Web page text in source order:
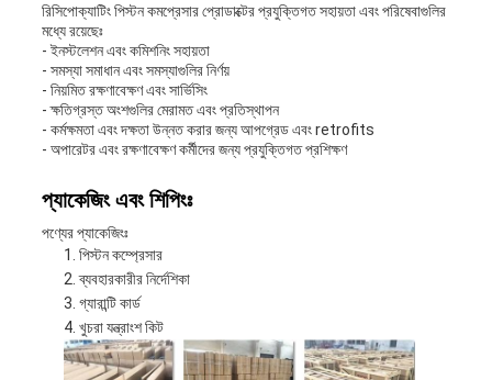
রিসিপোক্যাটিং পিস্টন কমপ্রেসার প্রোডাক্টের প্রযুক্তিগত সহায়তা এবং পরিষেবাগুলির
মধ্যে রয়েছেঃ
- ইনস্টলেশন এবং কমিশনিং সহায়তা
- সমস্যা সমাধান এবং সমস্যাগুলির নির্ণয়
- নিয়মিত রক্ষণাবেক্ষণ এবং সার্ভিসিং
- ক্ষতিগ্রস্ত অংশগুলির মেরামত এবং প্রতিস্থাপন
- কর্মক্ষমতা এবং দক্ষতা উন্নত করার জন্য আপগ্রেড এবং retrofits
- অপারেটর এবং রক্ষণাবেক্ষণ কর্মীদের জন্য প্রযুক্তিগত প্রশিক্ষণ
প্যাকেজিং এবং শিপিংঃ
পণ্যের প্যাকেজিংঃ
পিস্টন কম্প্রেসার
ব্যবহারকারীর নির্দেশিকা
গ্যারান্টি কার্ড
খুচরা যন্ত্রাংশ কিট